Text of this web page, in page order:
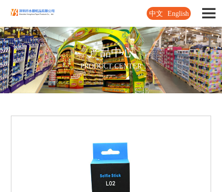
中文 English
产品中心
PRODUCT CENTER